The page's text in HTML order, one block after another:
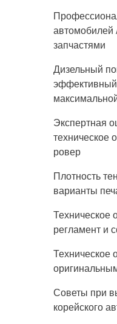
автомобилей
запчастями
Дизельный
эффективный
Экспертная
техническое
ровер
Плотность
варианты
Техническое
регламент и
Техническое
Советы при
корейского